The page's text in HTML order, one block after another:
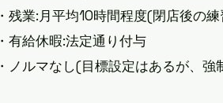
・残業:月平均10時間程度(閉店後の
・有給休暇:法定通り付与
・ノルマなし(目標設定はあるが、強